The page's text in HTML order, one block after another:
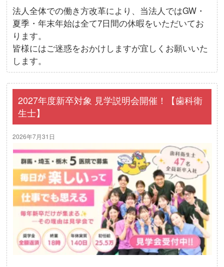
法人全体での働き方改革により、当法人ではGW・
夏季・年末年始は全て7日間の休暇をいただいてお
ります。
皆様にはご迷惑をおかけしますが宜しくお願いいた
します。
2027年度新卒対象 見学説明会開催！【歯科衛
生士】
2026年7月31日